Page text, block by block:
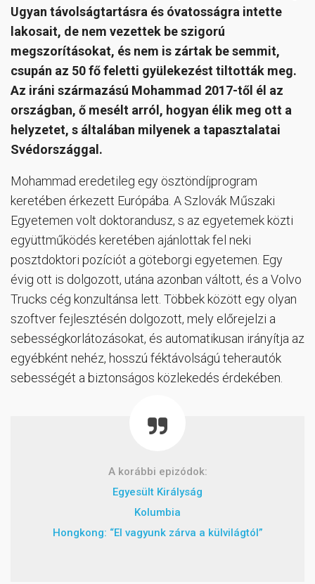
Ugyan távolságtartásra és óvatosságra intette
lakosait, de nem vezettek be szigorú
megszorításokat, és nem is zártak be semmit,
csupán az 50 fő feletti gyülekezést tiltották meg.
Az iráni származású Mohammad 2017-től él az
országban, ő mesélt arról, hogyan élik meg ott a
helyzetet, s általában milyenek a tapasztalatai
Svédországgal.
Mohammad eredetileg egy ösztöndíjprogram
keretében érkezett Európába. A Szlovák Műszaki
Egyetemen volt doktorandusz, s az egyetemek közti
együttműködés keretében ajánlottak fel neki
posztdoktori pozíciót a göteborgi egyetemen. Egy
évig ott is dolgozott, utána azonban váltott, és a Volvo
Trucks cég konzultánsa lett. Többek között egy olyan
szoftver fejlesztésén dolgozott, mely előrejelzi a
sebességkorlátozásokat, és automatikusan irányítja az
egyébként nehéz, hosszú féktávolságú teherautók
sebességét a biztonságos közlekedés érdekében.
A korábbi epizódok:
Egyesült Királyság
Kolumbia
Hongkong: “El vagyunk zárva a külvilágtól”